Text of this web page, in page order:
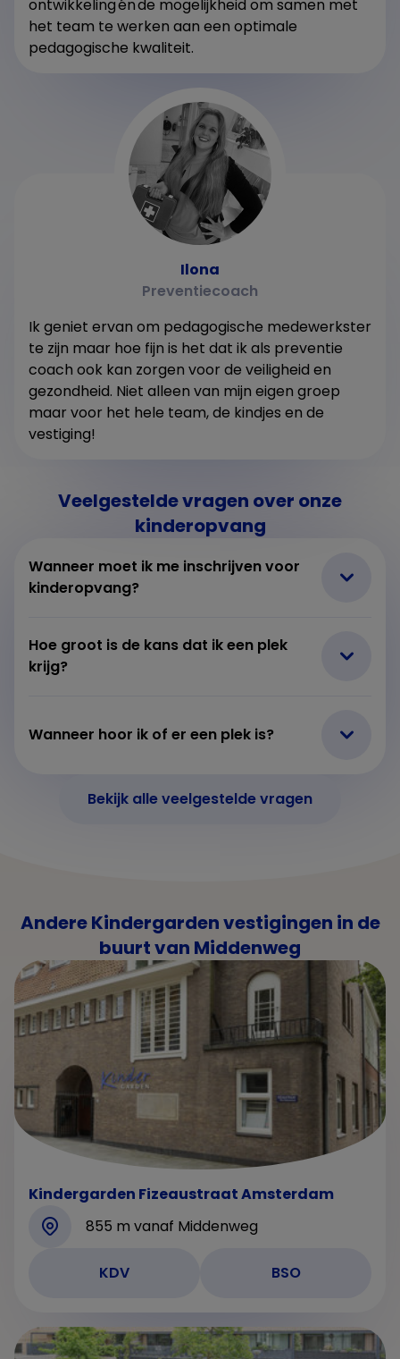
ontwikkeling én de mogelijkheid om samen met
het team te werken aan een optimale
pedagogische kwaliteit.
Ilona
Preventiecoach
Ik geniet ervan om pedagogische medewerkster
te zijn maar hoe fijn is het dat ik als preventie
coach ook kan zorgen voor de veiligheid en
gezondheid. Niet alleen van mijn eigen groep
maar voor het hele team, de kindjes en de
vestiging!
Veelgestelde vragen over onze
kinderopvang
Wanneer moet ik me inschrijven voor
kinderopvang?
Hoe groot is de kans dat ik een plek
krijg?
Wanneer hoor ik of er een plek is?
Bekijk alle veelgestelde vragen
Andere Kindergarden vestigingen in de
buurt van Middenweg
Kindergarden Fizeaustraat Amsterdam
855 m vanaf Middenweg
KDV BSO